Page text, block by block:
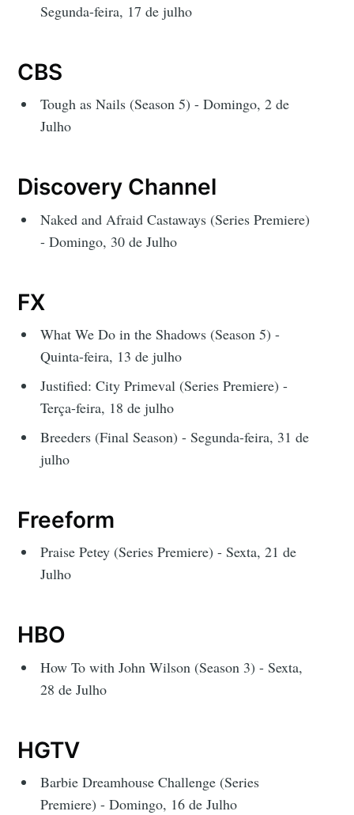
Segunda-feira, 17 de julho
CBS
Tough as Nails (Season 5) - Domingo, 2 de
Julho
Discovery Channel
Naked and Afraid Castaways (Series Premiere)
- Domingo, 30 de Julho
FX
What We Do in the Shadows (Season 5) -
Quinta-feira, 13 de julho
Justified: City Primeval (Series Premiere) -
Terça-feira, 18 de julho
Breeders (Final Season) - Segunda-feira, 31 de
julho
Freeform
Praise Petey (Series Premiere) - Sexta, 21 de
Julho
HBO
How To with John Wilson (Season 3) - Sexta,
28 de Julho
HGTV
Barbie Dreamhouse Challenge (Series
Premiere) - Domingo, 16 de Julho